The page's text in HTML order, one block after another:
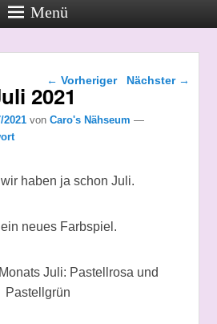
Menü
Beitragsnavigation
← Vorheriger Nächster →
2021
2021 von Caro's Nähseum —
haben ja schon Juli.
neues Farbspiel.
Juli: Pastellrosa und
Pastellgrün